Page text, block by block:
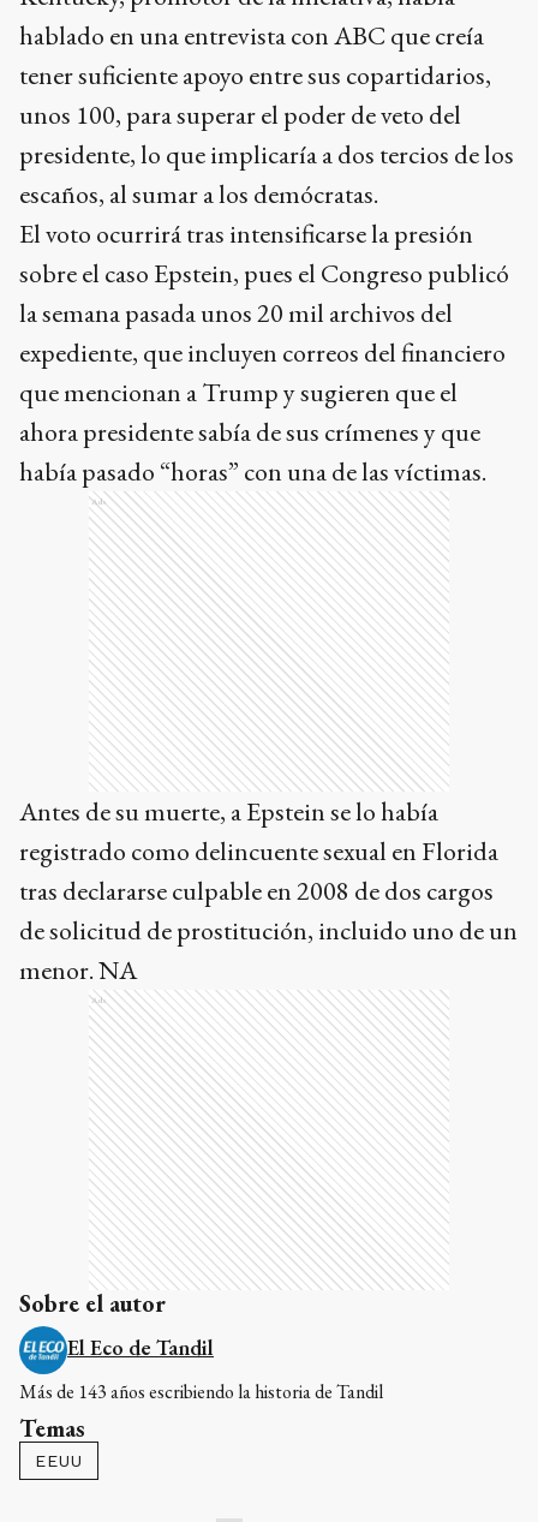
hablado en una entrevista con ABC que creía
tener suficiente apoyo entre sus copartidarios,
unos 100, para superar el poder de veto del
presidente, lo que implicaría a dos tercios de los
escaños, al sumar a los demócratas.
El voto ocurrirá tras intensificarse la presión
sobre el caso Epstein, pues el Congreso publicó
la semana pasada unos 20 mil archivos del
expediente, que incluyen correos del financiero
que mencionan a Trump y sugieren que el
ahora presidente sabía de sus crímenes y que
había pasado “horas” con una de las víctimas.
Ads
Antes de su muerte, a Epstein se lo había
registrado como delincuente sexual en Florida
tras declararse culpable en 2008 de dos cargos
de solicitud de prostitución, incluido uno de un
menor. NA
Ads
Sobre el autor
El Eco de Tandil
Más de 143 años escribiendo la historia de Tandil
Temas
EEUU